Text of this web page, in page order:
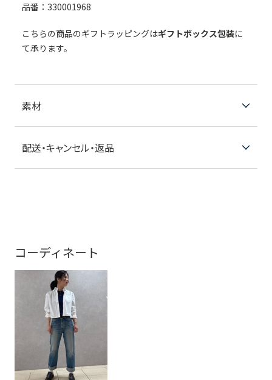
品番：330001968
こちらの商品のギフトラッピングはギフトボックス包装に
て承ります。
素材
配送・キャンセル・返品
コーディネート